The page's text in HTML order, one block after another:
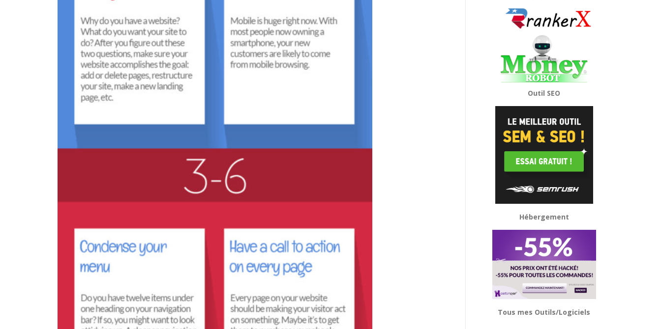
Outil SEO
Hébergement
Tous mes Outils/Logiciels